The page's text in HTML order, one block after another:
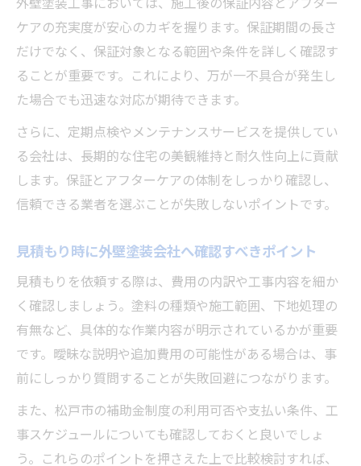
性
対応力が高い外壁塗装会社の共通点とは
塗装会社の説明力が工事満足度に与える影
響
地域密着で選ぶ外壁塗装のメリットとは
外壁塗装会社の地域密着が生む安心感の理
由
地元密着塗装会社ならではの外壁塗装サポ
外壁塗装工事で地域情報を活かす業者の強
み
松戸市の気候に合った外壁塗装の提案力と
は
地域密着型なら外壁塗装アフターサービス
も充実
ケアの充実度が安心のカギを握ります。保証期間の長さ
だけでなく、保証対象となる範囲や条件を詳しく確認す
ることが重要です。これにより、万が一不具合が発生し
た場合でも迅速な対応が期待できます。
さらに、定期点検やメンテナンスサービスを提供してい
る会社は、長期的な住宅の美観維持と耐久性向上に貢献
します。保証とアフターケアの体制をしっかり確認し、
信頼できる業者を選ぶことが失敗しないポイントです。
見積もり時に外壁塗装会社へ確認すべきポイント
見積もりを依頼する際は、費用の内訳や工事内容を細か
く確認しましょう。塗料の種類や施工範囲、下地処理の
有無など、具体的な作業内容が明示されているかが重要
です。曖昧な説明や追加費用の可能性がある場合は、事
前にしっかり質問することが失敗回避につながります。
また、松戸市の補助金制度の利用可否や支払い条件、工
事スケジュールについても確認しておくと良いでしょ
う。これらのポイントを押さえた上で比較検討すれば、